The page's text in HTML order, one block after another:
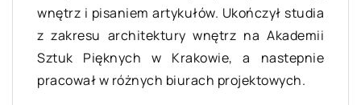
wnętrz i pisaniem artykułów. Ukończył studia
z zakresu architektury wnętrz na Akademii
Sztuk Pięknych w Krakowie, a nastepnie
pracował w różnych biurach projektowych.